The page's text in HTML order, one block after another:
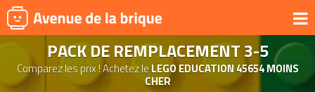
UNIVERS
PRODUITS DÉRIVÉS
PACK DE REMPLACEMENT 3-5
Comparez les prix ! Achetez le LEGO EDUCATION 45654 MOINS
CHER